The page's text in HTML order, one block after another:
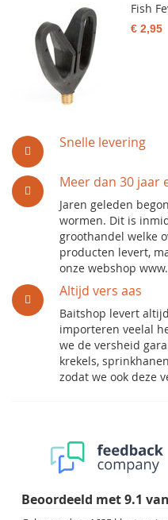
Snelle levering
Meer dan 30 jaar
Jaren geleden
wormen. Dit is
groothandel welke
producten levert,
onze webshop
Altijd vers aas
Baitshop levert
importeren veelal
we de versheid
krekels,
zodat we ook deze
Beoordeeld met9.1 van
Fish
€ 2,95